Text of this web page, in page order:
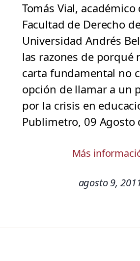
Tomás Vial, académico
Facultad de Derecho
Universidad Andrés
las razones de porqué
carta fundamental no
opción de llamar a un
por la crisis en
Publimetro, 09 Agosto
Más
agosto 9,